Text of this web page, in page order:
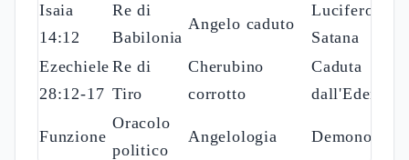
Isaia
14:12
Re di
Babilonia
Angelo caduto
Lucifero-
Satana
Ezechiele
28:12-17
Re di
Tiro
Cherubino
corrotto
Caduta
dall'Eden
Funzione
Oracolo
politico
Angelologia Demonologia